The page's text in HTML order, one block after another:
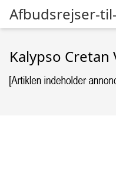
Afbudsrejser-
Kalypso Cretan